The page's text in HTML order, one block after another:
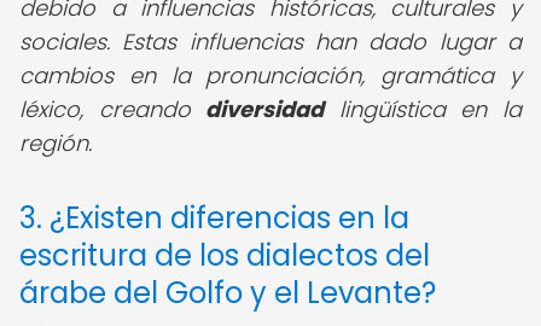
debido a influencias históricas, culturales y
sociales. Estas influencias han dado lugar a
cambios en la pronunciación, gramática y
léxico, creando diversidadlingüística en la
región.
3. ¿Existen diferencias en la
escritura de los dialectos del
árabe del Golfo y el Levante?